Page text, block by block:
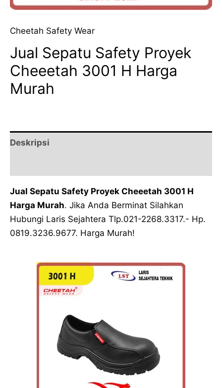
Cheetah Safety Wear
Jual Sepatu Safety Proyek
Cheeetah 3001 H Harga
Murah
Deskripsi
Jual Sepatu Safety Proyek Cheeetah 3001 H
Harga Murah. Jika Anda Berminat Silahkan
Hubungi Laris Sejahtera Tlp.021-2268.3317.- Hp.
0819.3236.9677. Harga Murah!